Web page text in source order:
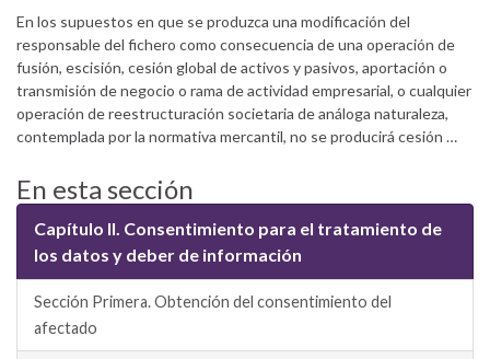
En los supuestos en que se produzca una modificación del
responsable del fichero como consecuencia de una operación de
fusión, escisión, cesión global de activos y pasivos, aportación o
transmisión de negocio o rama de actividad empresarial, o cualquier
operación de reestructuración societaria de análoga naturaleza,
contemplada por la normativa mercantil, no se producirá cesión …
En esta sección
Capítulo II. Consentimiento para el tratamiento de
los datos y deber de información
Sección Primera. Obtención del consentimiento del
afectado